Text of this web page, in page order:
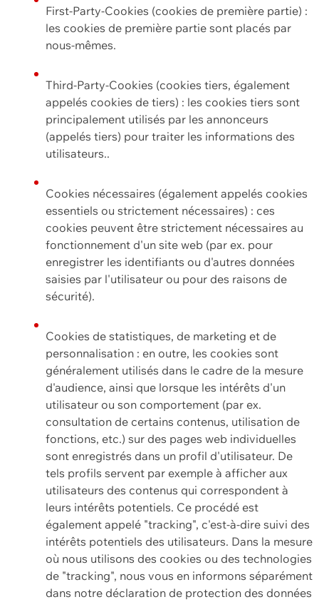
First-Party-Cookies (cookies de première partie) :
les cookies de première partie sont placés par
nous-mêmes.
Third-Party-Cookies (cookies tiers, également
appelés cookies de tiers) : les cookies tiers sont
principalement utilisés par les annonceurs
(appelés tiers) pour traiter les informations des
utilisateurs..
Cookies nécessaires (également appelés cookies
essentiels ou strictement nécessaires) : ces
cookies peuvent être strictement nécessaires au
fonctionnement d'un site web (par ex. pour
enregistrer les identifiants ou d'autres données
saisies par l'utilisateur ou pour des raisons de
sécurité).
Cookies de statistiques, de marketing et de
personnalisation : en outre, les cookies sont
généralement utilisés dans le cadre de la mesure
d'audience, ainsi que lorsque les intérêts d'un
utilisateur ou son comportement (par ex.
consultation de certains contenus, utilisation de
fonctions, etc.) sur des pages web individuelles
sont enregistrés dans un profil d'utilisateur. De
tels profils servent par exemple à afficher aux
utilisateurs des contenus qui correspondent à
leurs intérêts potentiels. Ce procédé est
également appelé "tracking", c'est-à-dire suivi des
intérêts potentiels des utilisateurs. Dans la mesure
où nous utilisons des cookies ou des technologies
de "tracking", nous vous en informons séparément
dans notre déclaration de protection des données